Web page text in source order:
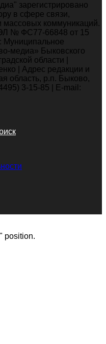
зарегистрировано
в сфере связи,
коммуникаций.
ЭЛ № ФС77-66848 от 15
Муниципальное
медиа» Быковского
области |
| Адрес редакции и
область, р.п. Быково,
3-15-85 | E-mail:
position.